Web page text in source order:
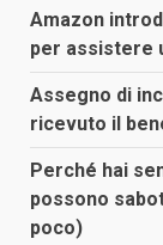
Amazon
per assistere
Assegno di
ricevuto il
Perché hai
possono
poco)